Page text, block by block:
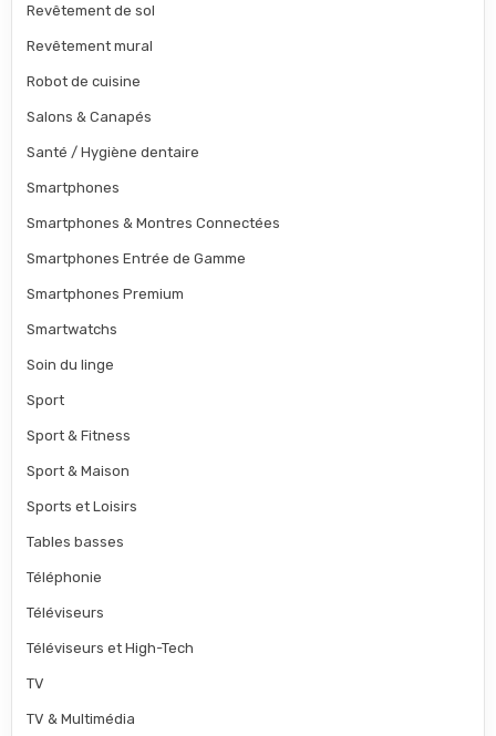
Revêtement de sol
Revêtement mural
Robot de cuisine
Salons & Canapés
Santé / Hygiène dentaire
Smartphones
Smartphones & Montres Connectées
Smartphones Entrée de Gamme
Smartphones Premium
Smartwatchs
Soin du linge
Sport
Sport & Fitness
Sport & Maison
Sports et Loisirs
Tables basses
Téléphonie
Téléviseurs
Téléviseurs et High-Tech
TV
TV & Multimédia